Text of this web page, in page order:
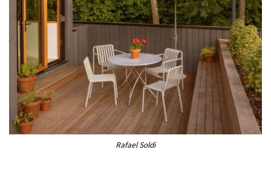
Rafael Soldi